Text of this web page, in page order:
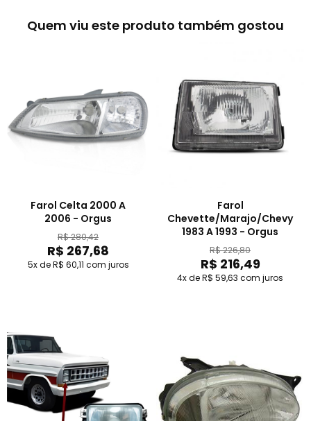
Quem viu este produto também gostou
Farol Celta 2000 A
2006 - Orgus
R$ 280,42
R$ 267,68
5x de R$ 60,11 com juros
Farol
Chevette/Marajo/Chevy
1983 A 1993 - Orgus
R$ 226,80
R$ 216,49
4x de R$ 59,63 com juros